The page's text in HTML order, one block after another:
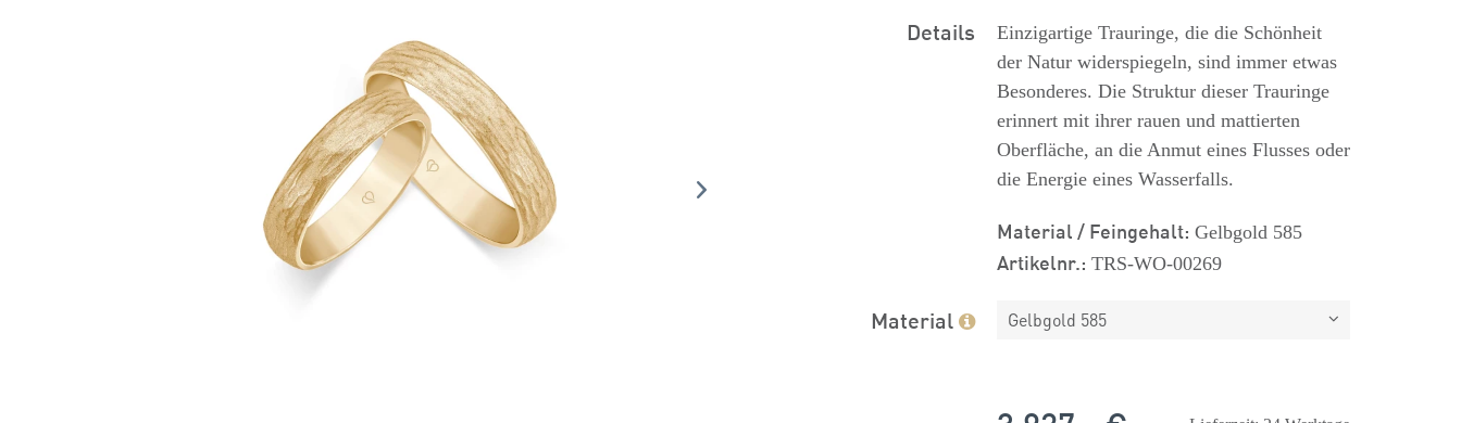
Details
Einzigartige Trauringe, die die Schönheit
der Natur widerspiegeln, sind immer etwas
Besonderes. Die Struktur dieser Trauringe
erinnert mit ihrer rauen und mattierten
Oberfläche, an die Anmut eines Flusses oder
die Energie eines Wasserfalls.
Material / Feingehalt: Gelbgold 585
Artikelnr.: TRS-WO-00269
Material Gelbgold 585